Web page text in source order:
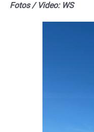
Fotos / Video: WS